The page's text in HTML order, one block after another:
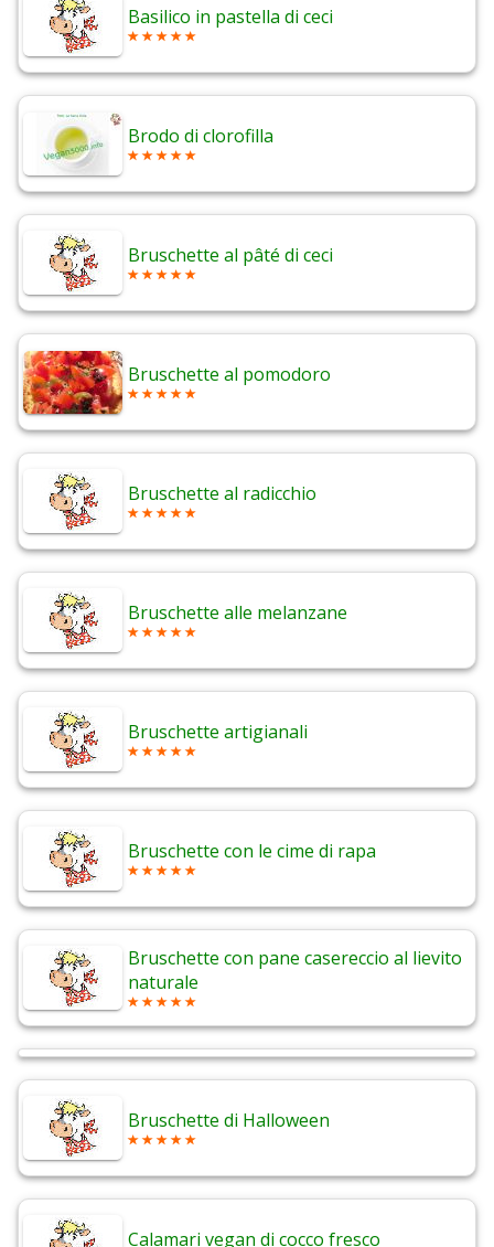
Basilico in pastella di ceci
Brodo di clorofilla
Bruschette al pâté di ceci
Bruschette al pomodoro
Bruschette al radicchio
Bruschette alle melanzane
Bruschette artigianali
Bruschette con le cime di rapa
Bruschette con pane casereccio al lievito
naturale
Bruschette di Halloween
Calamari vegan di cocco fresco